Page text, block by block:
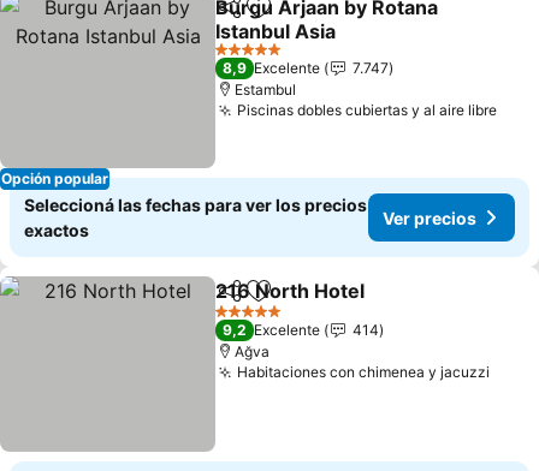
Opción popular
CompartirAñadir a favoritos
Burgu Arjaan by Rotana
Istanbul Asia
5 Estrellas
8,9 Excelente
7.747
Estambul
Piscinas dobles cubiertas y al aire libre
Seleccioná las fechas para ver los precios
exactos
Ver precios
CompartirAñadir a favoritos
216 North Hotel
5 Estrellas
9,2 Excelente
414
Ağva
Habitaciones con chimenea y jacuzzi